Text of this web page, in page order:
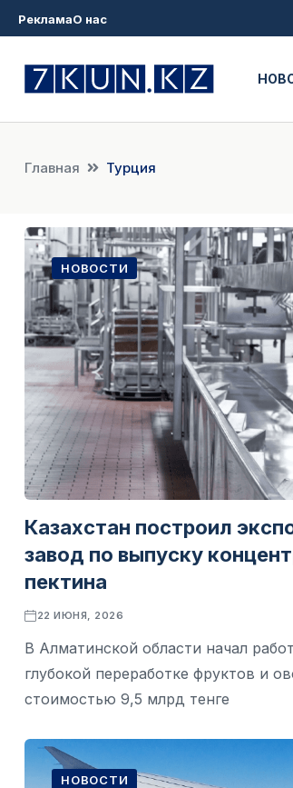
РекламаО нас
Главная Турция
НОВОСТИ
Казахстан построил
завод по выпуску
пектина
22 ИЮНЯ, 2026
В Алматинской области начал
глубокой переработке фруктов и
стоимостью 9,5 млрд тенге
НОВОСТИ